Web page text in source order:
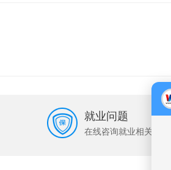
就业问题
在线咨询就业相关问题